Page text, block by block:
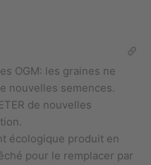
OGM: les graines ne
nouvelles semences.
de nouvelles
écologique produit en
pour le remplacer par